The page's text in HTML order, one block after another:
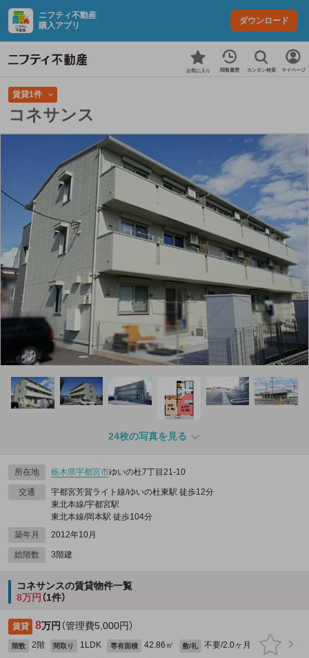
ニフティ不動産
購入アプリ
ダウンロード
お気に入り 閲覧履歴 カンタン検索 マイページ
賃貸1件
コネサンス
24枚の写真を見る
所在地 栃木県宇都宮市ゆいの杜7丁目21-10
交通
宇都宮芳賀ライト線/ゆいの杜東駅 徒歩12分
東北本線/宇都宮駅
東北本線/岡本駅 徒歩104分
築年月
2012年10月
総階数 3階建
コネサンスの賃貸物件一覧
8万円 （1件）
賃貸 8万円 （管理費5,000円）
階数 2階 間取り 1LDK 専有面積 42.86㎡ 敷/礼
不要/2.0ヶ月